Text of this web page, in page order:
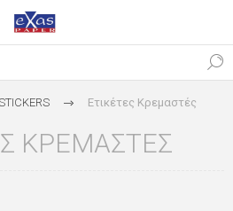
Ετικέτες Κρεμαστές
ΚΡΕΜΑΣΤΈΣ